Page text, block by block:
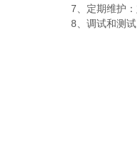
7、定期维护：定
8、调试和测试：